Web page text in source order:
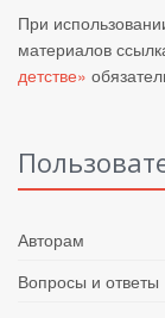
При
материалов
детстве»
Авторам
Вопросы и ответы